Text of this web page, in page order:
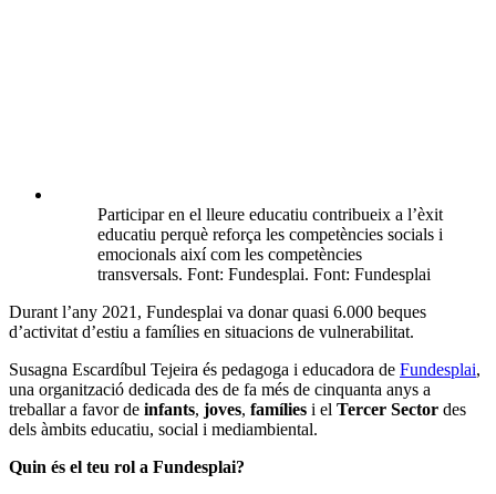
Participar en el lleure educatiu contribueix a l’èxit
educatiu perquè reforça les competències socials i
emocionals així com les competències
transversals. Font: Fundesplai. Font: Fundesplai
Durant l’any 2021, Fundesplai va donar quasi 6.000 beques
d’activitat d’estiu a famílies en situacions de vulnerabilitat.
Susagna Escardíbul Tejeira és pedagoga i educadora de Fundesplai,
una organització dedicada des de fa més de cinquanta anys a
treballar a favor de infants, joves, famílies i el Tercer Sector des
dels àmbits educatiu, social i mediambiental.
Quin és el teu rol a Fundesplai?